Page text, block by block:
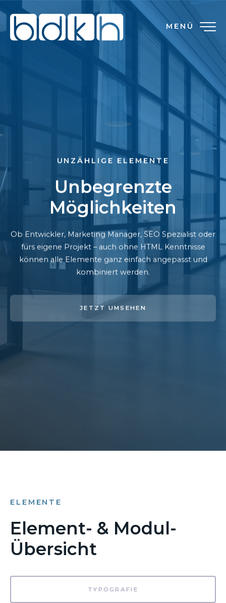
MENÜ
UNZÄHLIGE ELEMENTE
Unbegrenzte
Möglichkeiten
Ob Entwickler, Marketing Manager, SEO Spezialist oder
fürs eigene Projekt – auch ohne HTML Kenntnisse
können alle Elemente ganz einfach angepasst und
kombiniert werden.
JETZT UMSEHEN
ELEMENTE
Element- & Modul-
Übersicht
TYPOGRAFIE